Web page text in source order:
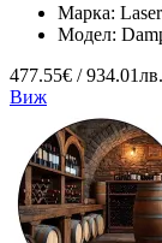
Марка:
Модел:
477.55€ / 934.01лв.
Виж